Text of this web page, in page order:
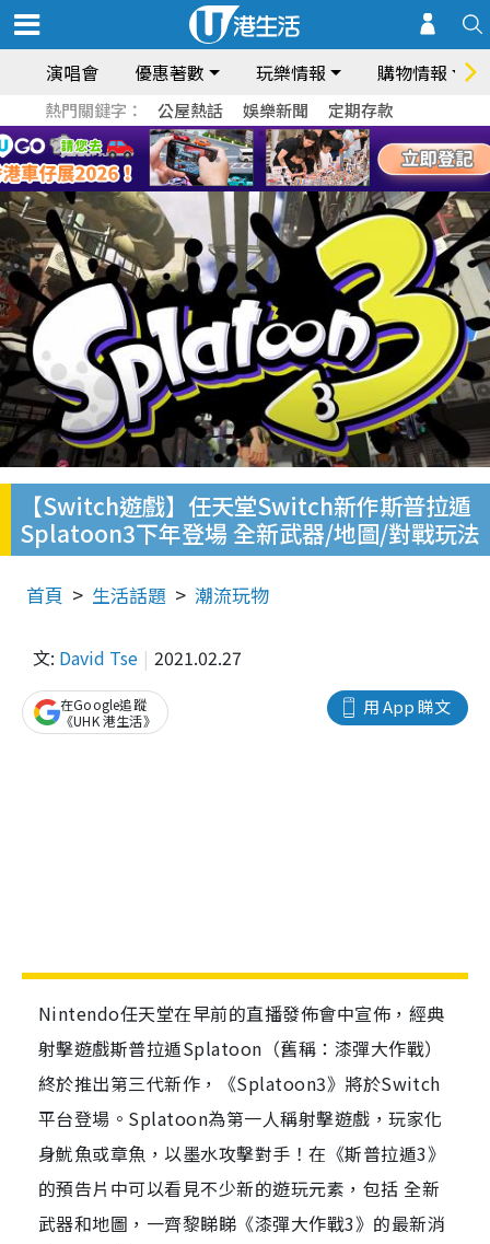
演唱會 優惠著數 玩樂情報 購物情報
熱門關鍵字： 公屋熱話 娛樂新聞 定期存款
【Switch遊戲】任天堂Switch新作斯普拉遁
Splatoon3下年登場 全新武器/地圖/對戰玩法
首頁 生活話題 潮流玩物
文: David Tse 2021.02.27
用 App 睇文
在Google追蹤
《UHK 港生活》
Nintendo任天堂在早前的直播發佈會中宣佈，經典
射擊遊戲斯普拉遁Splatoon（舊稱：漆彈大作戰）
終於推出第三代新作，《Splatoon3》將於Switch
平台登場。Splatoon為第一人稱射擊遊戲，玩家化
身魷魚或章魚，以墨水攻擊對手！在《斯普拉遁3》
的預告片中可以看見不少新的遊玩元素，包括 全新
武器和地圖，一齊黎睇睇《漆彈大作戰3》的最新消